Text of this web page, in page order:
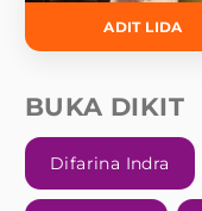
ADIT LIDA
BUKA DIKIT
Difarina Indra